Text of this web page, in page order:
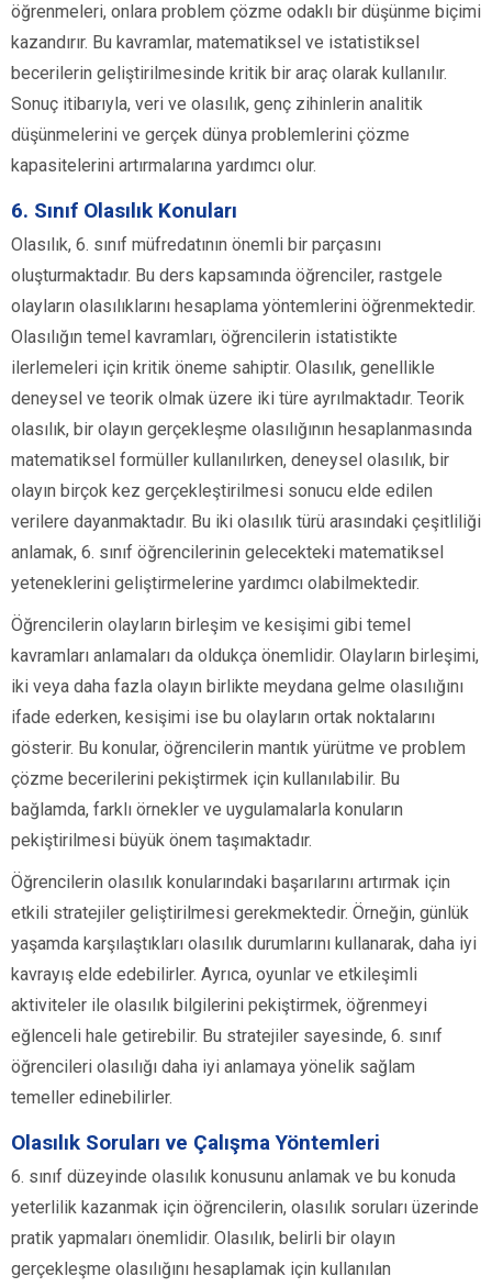
öğrenmeleri, onlara problem çözme odaklı bir düşünme biçimi
kazandırır. Bu kavramlar, matematiksel ve istatistiksel
becerilerin geliştirilmesinde kritik bir araç olarak kullanılır.
Sonuç itibarıyla, veri ve olasılık, genç zihinlerin analitik
düşünmelerini ve gerçek dünya problemlerini çözme
kapasitelerini artırmalarına yardımcı olur.
6. Sınıf Olasılık Konuları
Olasılık, 6. sınıf müfredatının önemli bir parçasını
oluşturmaktadır. Bu ders kapsamında öğrenciler, rastgele
olayların olasılıklarını hesaplama yöntemlerini öğrenmektedir.
Olasılığın temel kavramları, öğrencilerin istatistikte
ilerlemeleri için kritik öneme sahiptir. Olasılık, genellikle
deneysel ve teorik olmak üzere iki türe ayrılmaktadır. Teorik
olasılık, bir olayın gerçekleşme olasılığının hesaplanmasında
matematiksel formüller kullanılırken, deneysel olasılık, bir
olayın birçok kez gerçekleştirilmesi sonucu elde edilen
verilere dayanmaktadır. Bu iki olasılık türü arasındaki çeşitliliği
anlamak, 6. sınıf öğrencilerinin gelecekteki matematiksel
yeteneklerini geliştirmelerine yardımcı olabilmektedir.
Öğrencilerin olayların birleşim ve kesişimi gibi temel
kavramları anlamaları da oldukça önemlidir. Olayların birleşimi,
iki veya daha fazla olayın birlikte meydana gelme olasılığını
ifade ederken, kesişimi ise bu olayların ortak noktalarını
gösterir. Bu konular, öğrencilerin mantık yürütme ve problem
çözme becerilerini pekiştirmek için kullanılabilir. Bu
bağlamda, farklı örnekler ve uygulamalarla konuların
pekiştirilmesi büyük önem taşımaktadır.
Öğrencilerin olasılık konularındaki başarılarını artırmak için
etkili stratejiler geliştirilmesi gerekmektedir. Örneğin, günlük
yaşamda karşılaştıkları olasılık durumlarını kullanarak, daha iyi
kavrayış elde edebilirler. Ayrıca, oyunlar ve etkileşimli
aktiviteler ile olasılık bilgilerini pekiştirmek, öğrenmeyi
eğlenceli hale getirebilir. Bu stratejiler sayesinde, 6. sınıf
öğrencileri olasılığı daha iyi anlamaya yönelik sağlam
temeller edinebilirler.
Olasılık Soruları ve Çalışma Yöntemleri
6. sınıf düzeyinde olasılık konusunu anlamak ve bu konuda
yeterlilik kazanmak için öğrencilerin, olasılık soruları üzerinde
pratik yapmaları önemlidir. Olasılık, belirli bir olayın
gerçekleşme olasılığını hesaplamak için kullanılan